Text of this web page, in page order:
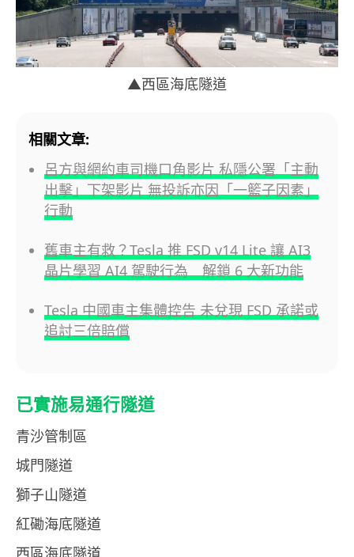
▲西區海底隧道
相關文章:
呂方與網約車司機口角影片 私隱公署「主動
出擊」下架影片 無投訴亦因「一籃子因素」
行動
舊車主有救？Tesla 推 FSD v14 Lite 讓 AI3
晶片學習 AI4 駕駛行為 解鎖 6 大新功能
Tesla 中國車主集體控告 未兌現 FSD 承諾或
追討三倍賠償
已實施易通行隧道
青沙管制區
城門隧道
獅子山隧道
紅磡海底隧道